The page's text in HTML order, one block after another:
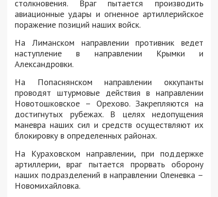
столкновения. Враг пытается производить
авиационные удары и огненное артиллерийское
поражение позиций наших войск.
На Лиманском направлении противник ведет
наступление в направлении Крымки и
Александровки.
На Попаснянском направлении оккупанты
проводят штурмовые действия в направлении
Новотошковское – Орехово. Закрепляются на
достигнутых рубежах. В целях недопущения
маневра наших сил и средств осуществляют их
блокировку в определенных районах.
На Кураховском направлении, при поддержке
артиллерии, враг пытается прорвать оборону
наших подразделений в направлении Оленевка –
Новомихайловка.